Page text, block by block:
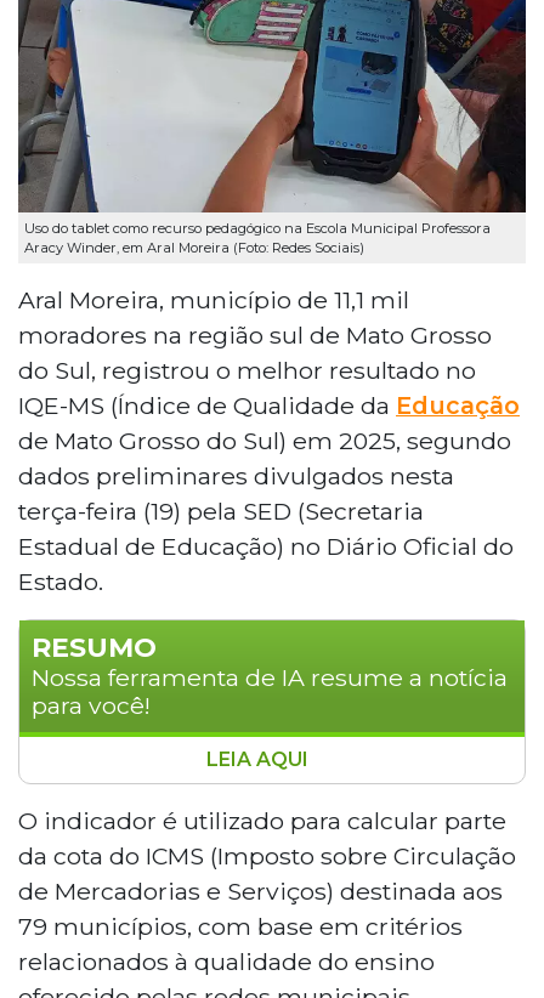
Uso do tablet como recurso pedagógico na Escola Municipal Professora
Aracy Winder, em Aral Moreira (Foto: Redes Sociais)
Aral Moreira, município de 11,1 mil
moradores na região sul de Mato Grosso
do Sul, registrou o melhor resultado no
IQE-MS (Índice de Qualidade da Educação
de Mato Grosso do Sul) em 2025, segundo
dados preliminares divulgados nesta
terça-feira (19) pela SED (Secretaria
Estadual de Educação) no Diário Oficial do
Estado.
RESUMO
Nossa ferramenta de IA resume a notícia
para você!
Aral Moreira, município de 11,1 mil
habitantes no sul de Mato Grosso do Sul,
liderou o IQE-MS 2025, com índice de
0,03507, segundo dados preliminares
divulgados pela Secretaria Estadual de
Educação. O indicador mede qualidade
do ensino e define parte da cota do ICMS
dos 79 municípios. Campo Grande ficou
LEIA AQUI
O indicador é utilizado para calcular parte
da cota do ICMS (Imposto sobre Circulação
de Mercadorias e Serviços) destinada aos
79 municípios, com base em critérios
relacionados à qualidade do ensino